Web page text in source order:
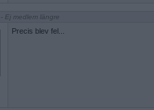
- Ej medlem längre
Precis blev fel...